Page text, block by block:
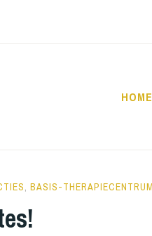
HOME
BASIS-THERAPIECENTRUM